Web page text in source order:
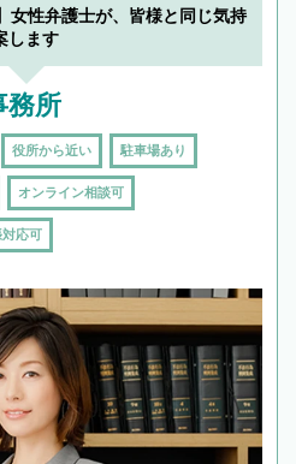
女性弁護士が、皆様と同じ気持
します
務所
役所から近い 駐車場あり
オンライン相談可
応可